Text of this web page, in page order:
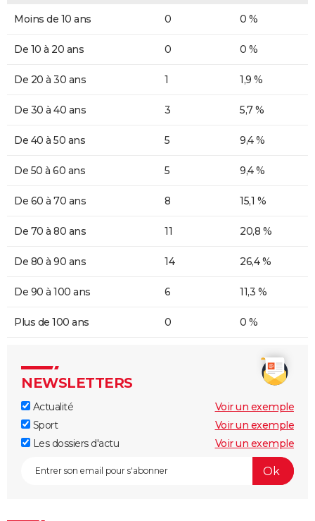
Moins de 10 ans 0 0 %
De 10 à 20 ans 0 0 %
De 20 à 30 ans 1 1,9 %
De 30 à 40 ans 3 5,7 %
De 40 à 50 ans 5 9,4 %
De 50 à 60 ans 5 9,4 %
De 60 à 70 ans 8 15,1 %
De 70 à 80 ans 11 20,8 %
De 80 à 90 ans 14 26,4 %
De 90 à 100 ans 6 11,3 %
Plus de 100 ans 0 0 %
NEWSLETTERS
Actualité
Voir un exemple
Sport
Voir un exemple
Les dossiers d'actu
Voir un exemple